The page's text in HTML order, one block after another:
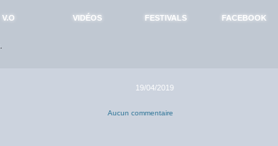
V.O VIDÉOS FESTIVALS FACEBOOK
19/04/2019
Aucun commentaire